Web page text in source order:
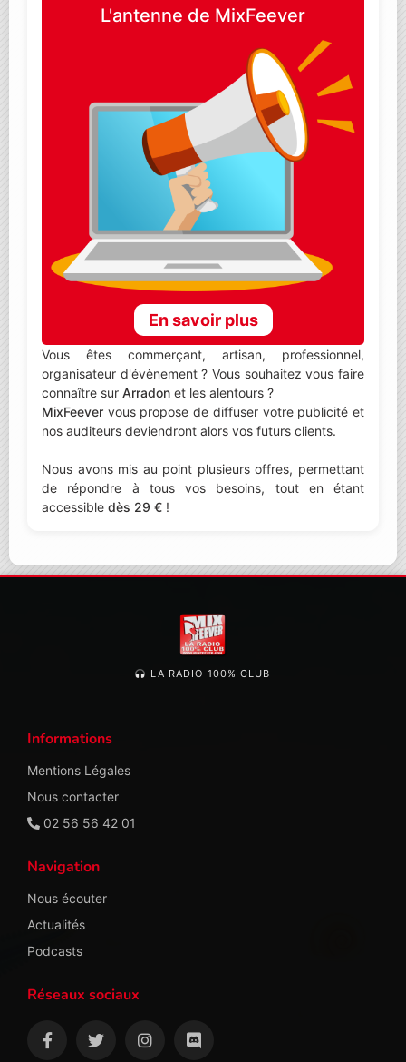
L'antenne de MixFeever
En savoir plus
Vous êtes commerçant, artisan, professionnel,
organisateur d'évènement ? Vous souhaitez vous faire
connaître sur Arradon et les alentours ?
MixFeever vous propose de diffuser votre publicité et
nos auditeurs deviendront alors vos futurs clients.
Nous avons mis au point plusieurs offres, permettant
de répondre à tous vos besoins, tout en étant
accessible dès 29 € !
LA RADIO 100% CLUB
Informations
Mentions Légales
Nous contacter
02 56 56 42 01
Navigation
Nous écouter
Actualités
Podcasts
Réseaux sociaux